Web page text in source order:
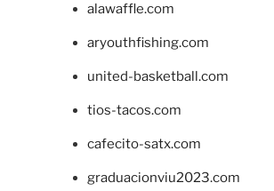
alawaffle.com
aryouthfishing.com
united-basketball.com
tios-tacos.com
cafecito-satx.com
graduacionviu2023.com